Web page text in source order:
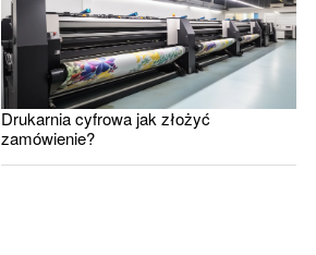
Drukarnia cyfrowa jak złożyć
zamówienie?